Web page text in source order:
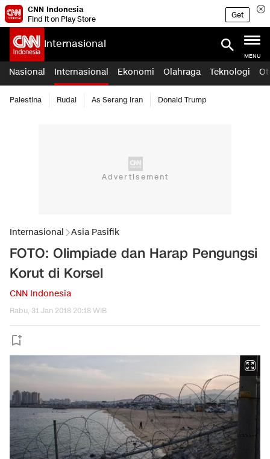
CNN Indonesia
Find it on Play Store
Get
Internasional
MENU
Nasional Internasional Ekonomi Olahraga Teknologi
Palestina Rudal As Serang Iran Donald Trump
Internasional Asia Pasifik
FOTO: Olimpiade dan Harap Pengungsi
Korut di Korsel
CNN Indonesia
Rabu, 31 Jan 2018 20:18 WIB